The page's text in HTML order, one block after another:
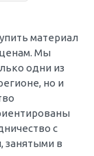
материал
Мы
одни из
но и
с
занятыми в